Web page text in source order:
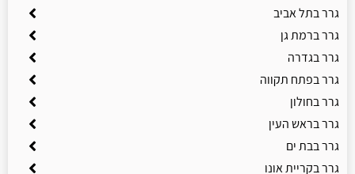
גרר בתל אביב
גרר ברמת גן
גרר בגדרה
גרר בפתח תקווה
גרר בחולון
גרר בראש העין
גרר בבת ים
גרר בקריית אונו